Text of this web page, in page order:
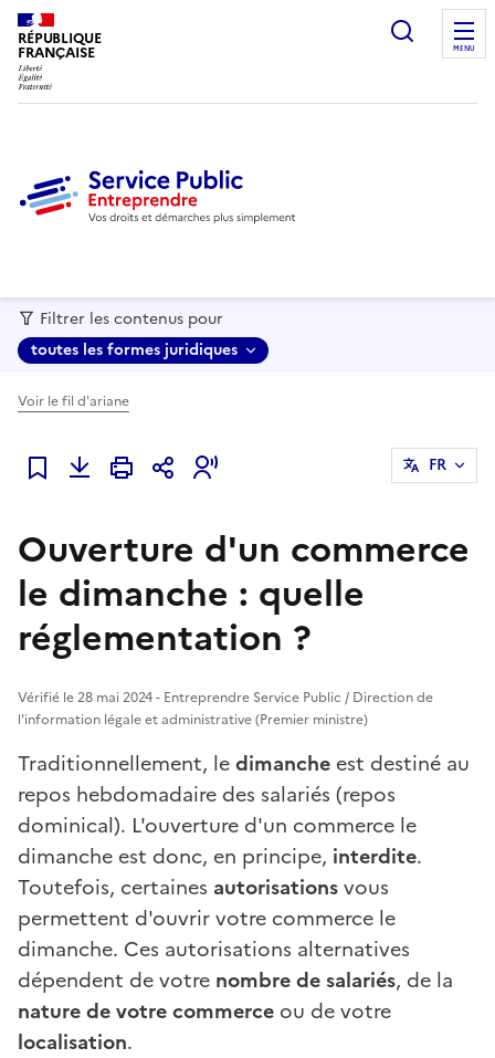
RÉPUBLIQUE
FRANÇAISE MENU
Filtrer les contenus pour
toutes les formes juridiques
Voir le fil d'ariane
Ajouter à mes favoris
FR
Ouverture d'un commerce
le dimanche : quelle
réglementation ?
Vérifié le 28 mai 2024 - Entreprendre Service Public / Direction de
l'information légale et administrative (Premier ministre)
Traditionnellement, ledimanche est destiné au
repos hebdomadaire des salariés (repos
dominical). L'ouverture d'un commerce le
dimanche est donc, en principe, interdite.
Toutefois, certaines autorisationsvous
permettent d'ouvrir votre commerce le
dimanche. Ces autorisations alternatives
dépendent de votre nombre de salariés, de la
nature de votre commerce ou de votre
localisation.